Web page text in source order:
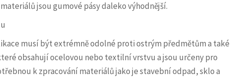
jsou gumové pásy daleko výhodnější.
musí být extrémně odolné proti ostrým předmětům a také
obsahují ocelovou nebo textilní vrstvu a jsou určeny pro
k zpracování materiálů jako je stavební odpad, sklo a